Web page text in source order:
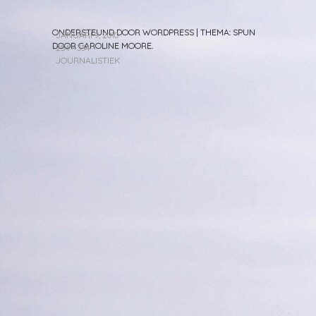
JANUARI 9, 2010
254 × 334
JOURNALISTIEK
ONDERSTEUND DOOR WORDPRESS | THEMA: SPUN
DOORCAROLINE MOORE